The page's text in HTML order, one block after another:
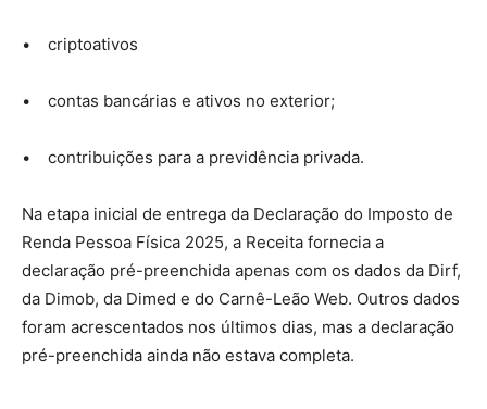
• criptoativos
• contas bancárias e ativos no exterior;
• contribuições para a previdência privada.
Na etapa inicial de entrega da Declaração do Imposto de
Renda Pessoa Física 2025, a Receita fornecia a
declaração pré-preenchida apenas com os dados da Dirf,
da Dimob, da Dimed e do Carnê-Leão Web. Outros dados
foram acrescentados nos últimos dias, mas a declaração
pré-preenchida ainda não estava completa.